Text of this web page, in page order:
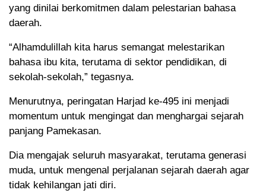
yang dinilai berkomitmen dalam pelestarian bahasa
daerah.
“Alhamdulillah kita harus semangat melestarikan
bahasa ibu kita, terutama di sektor pendidikan, di
sekolah-sekolah,” tegasnya.
Menurutnya, peringatan Harjad ke-495 ini menjadi
momentum untuk mengingat dan menghargai sejarah
panjang Pamekasan.
Dia mengajak seluruh masyarakat, terutama generasi
muda, untuk mengenal perjalanan sejarah daerah agar
tidak kehilangan jati diri.